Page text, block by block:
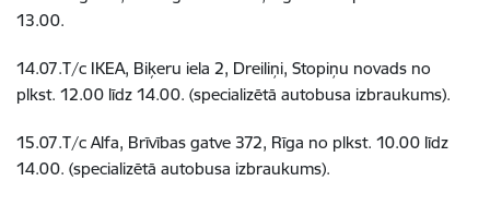
13.00.
14.07.T/c IKEA, Biķeru iela 2, Dreiliņi, Stopiņu novads no
plkst. 12.00 līdz 14.00. (specializētā autobusa izbraukums).
15.07.T/c Alfa, Brīvības gatve 372, Rīga no plkst. 10.00 līdz
14.00. (specializētā autobusa izbraukums).